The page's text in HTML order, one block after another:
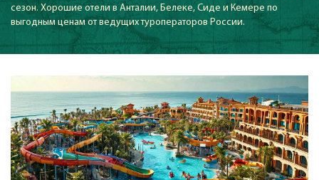
сезон. Хорошие отели в Анталии, Белеке, Сиде и Кемере по
выгодным ценам от ведущих туроператоров России.